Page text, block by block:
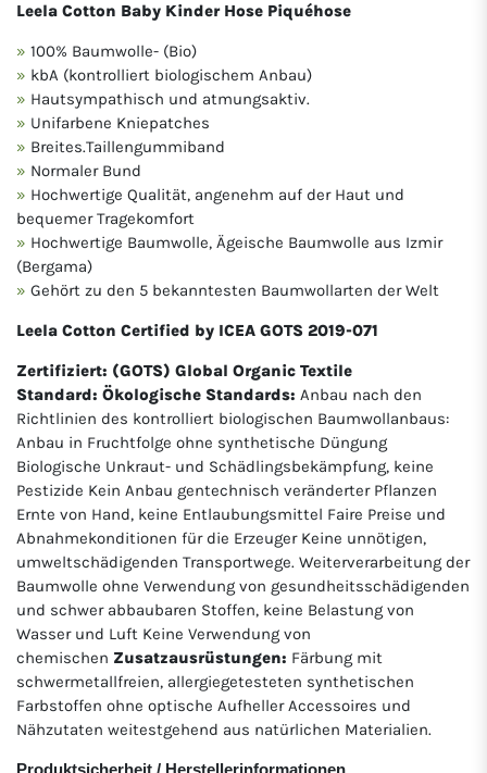
Leela Cotton Baby Kinder Hose Piquéhose
100% Baumwolle- (Bio)
kbA (kontrolliert biologischem Anbau)
Hautsympathisch und atmungsaktiv.
Unifarbene Kniepatches
Breites.Taillengummiband
Normaler Bund
Hochwertige Qualität, angenehm auf der Haut und
bequemer Tragekomfort
Hochwertige Baumwolle, Ägeische Baumwolle aus Izmir
(Bergama)
Gehört zu den 5 bekanntesten Baumwollarten der Welt
Leela Cotton Certified by ICEA GOTS 2019-071
Zertifiziert: (GOTS) Global Organic Textile
Standard: Ökologische Standards: Anbau nach den
Richtlinien des kontrolliert biologischen Baumwollanbaus:
Anbau in Fruchtfolge ohne synthetische Düngung
Biologische Unkraut- und Schädlingsbekämpfung, keine
Pestizide Kein Anbau gentechnisch veränderter Pflanzen
Ernte von Hand, keine Entlaubungsmittel Faire Preise und
Abnahmekonditionen für die Erzeuger Keine unnötigen,
umweltschädigenden Transportwege. Weiterverarbeitung der
Baumwolle ohne Verwendung von gesundheitsschädigenden
und schwer abbaubaren Stoffen, keine Belastung von
Wasser und Luft Keine Verwendung von
chemischen Zusatzausrüstungen: Färbung mit
schwermetallfreien, allergiegetesteten synthetischen
Farbstoffen ohne optische Aufheller Accessoires und
Nähzutaten weitestgehend aus natürlichen Materialien.